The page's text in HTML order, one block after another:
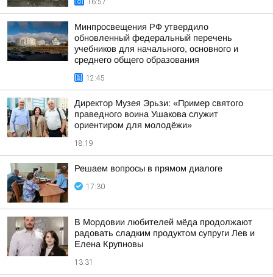
16:57
Минпросвещения РФ утвердило
обновленный федеральный перечень
учебников для начального, основного и
среднего общего образования
12:45
Директор Музея Эрьзи: «Пример святого
праведного воина Ушакова служит
ориентиром для молодёжи»
18:19
Решаем вопросы в прямом диалоге
17:30
В Мордовии любителей мёда продолжают
радовать сладким продуктом супруги Лев и
Елена Крупновы
13:31